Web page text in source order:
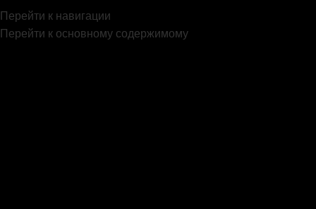
Перейти к навигации
Перейти к основному содержимому